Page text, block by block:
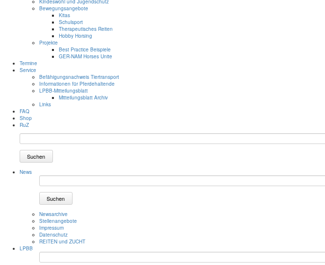
Kindeswohl und Jugendschutz
Bewegungsangebote
Kitas
Schulsport
Therapeutisches Reiten
Hobby Horsing
Projekte
Best Practice Beispiele
GER-NAM Horses Unite
Termine
Service
Befähigungsnachweis Tiertransport
Informationen für Pferdehaltende
LPBB-Mitteilungsblatt
Mitteilungsblatt Archiv
Links
FAQ
Shop
RuZ
Suchen
News
Suchen
Newsarchive
Stellenangebote
Impressum
Datenschutz
REITEN und ZUCHT
LPBB